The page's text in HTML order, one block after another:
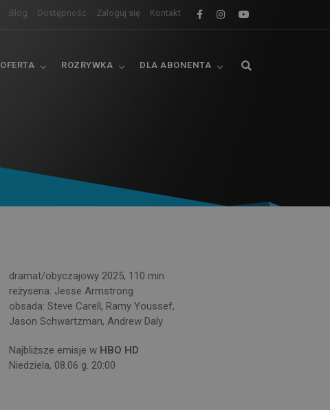
Blog Dostępność Zaloguj się Kontakt
OFERTA ROZRYWKA DLA ABONENTA
dramat/obyczajowy 2025, 110 min
reżyseria: Jesse Armstrong
obsada: Steve Carell, Ramy Youssef,
Jason Schwartzman, Andrew Daly
Najbliższe emisje w HBO HD
Niedziela, 08.06 g. 20:00